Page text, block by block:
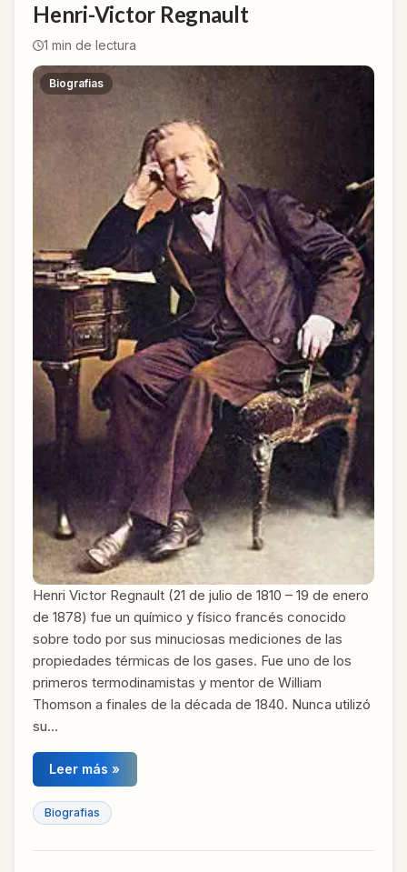
Henri-Victor Regnault
1 min de lectura
Biografias
Henri Victor Regnault (21 de julio de 1810 – 19 de enero
de 1878) fue un químico y físico francés conocido
sobre todo por sus minuciosas mediciones de las
propiedades térmicas de los gases. Fue uno de los
primeros termodinamistas y mentor de William
Thomson a finales de la década de 1840. Nunca utilizó
su…
Leer más »
Biografias